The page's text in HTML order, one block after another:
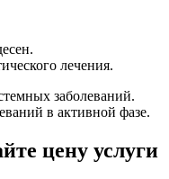
лечения.
заболеваний.
в активной фазе.
цену услуги